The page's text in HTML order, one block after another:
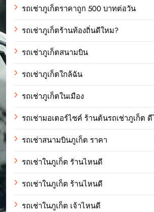
รถเช่าภูเก็ตราคาถูก 500 บาทต่อวัน
รถเช่าภูเก็ตร้านท้องถิ่นดีใหม?
รถเช่าภูเก็ตสนามบิน
รถเช่าภูเก็ตใกล้ฉัน
รถเช่าภูเก็ตในเมือง
รถเช่ามอเตอร์ไซค์ ร้านต้นรถเช่าภูเก็ต
รถเช่าสนามบินภูเก็ต ราคา
รถเช่าในภูเก็ต รัานไหนดี
รถเช่าในภูเก็ต ร้านไหนดี
รถเช่าในภูเก็ต เจ้าไหนดี